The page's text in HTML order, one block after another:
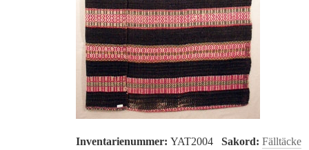
Inventarienummer: YAT2004 Sakord: Fälltäcke